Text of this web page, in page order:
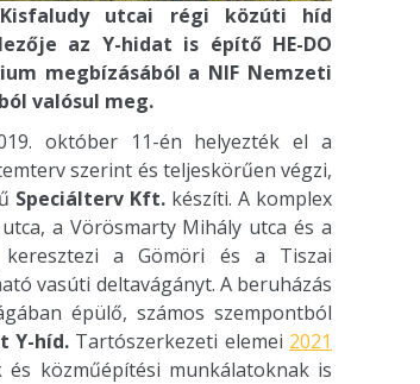
utcai régi közúti híd
az Y-hidat is építő HE-DO
megbízásából a NIF Nemzeti
valósul meg.
október 11-én helyezték el a
szerint és teljeskörűen végzi,
Speciálterv Kft.készíti. A komplex
a Vörösmarty Mihály utca és a
keresztezi a Gömöri és a Tiszai
vasúti deltavágányt. A beruházás
épülő, számos szempontból
Y-híd. Tartószerkezeti elemei 2021
közműépítési munkálatoknak is